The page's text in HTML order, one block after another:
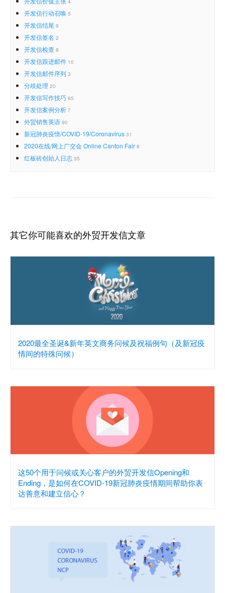
4
开发信行动召唤 5
开发信结尾 9
开发信签名 2
开发信检查 8
开发信跟进邮件 10
开发信邮件序列 3
分歧处理 20
开发信写作技巧 65
开发信案例分析 7
外贸销售英语 90
新冠肺炎疫情/COVID-19/Coronavirus 31
2020在线/网上广交会 Online Canton Fair 8
红板砖创始人日志 35
其它你可能喜欢的外贸开发信文章
2020最全圣诞&新年英文商务问候及祝福例句（及新冠疫
情间的特殊问候）
这50个用于问候或关心客户的外贸开发信Opening和
Ending，是如何在COVID-19新冠肺炎疫情期间帮助你表
达善意和建立信心？